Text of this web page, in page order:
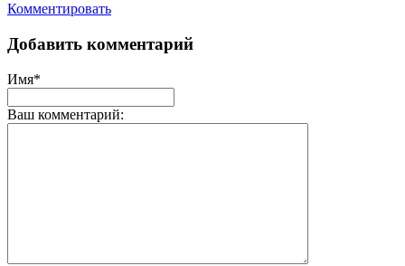
Комментировать
Добавить комментарий
Имя*
Ваш комментарий: